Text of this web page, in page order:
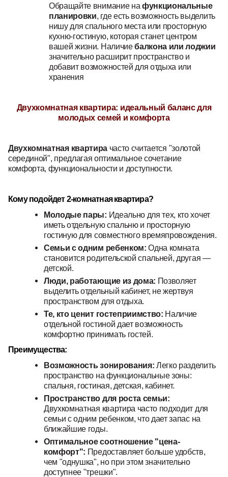
Обращайте внимание на функциональные
планировки, где есть возможность выделить
нишу для спального места или просторную
кухню-гостиную, которая станет центром
вашей жизни. Наличиебалкона или лоджии
значительно расширит пространство и
добавит возможностей для отдыха или
хранения
Двухкомнатная квартира: идеальный баланс для
молодых семей и комфорта
Двухкомнатная квартирачасто считается "золотой
серединой", предлагая оптимальное сочетание
комфорта, функциональности и доступности.
Кому подойдет 2-комнатная квартира?
Молодые пары: Идеально для тех, кто хочет
иметь отдельную спальню и просторную
гостиную для совместного времяпровождения.
Семьи с одним ребенком: Одна комната
становится родительской спальней, другая —
детской.
Люди, работающие из дома: Позволяет
выделить отдельный кабинет, не жертвуя
пространством для отдыха.
Те, кто ценит гостеприимство: Наличие
отдельной гостиной дает возможность
комфортно принимать гостей.
Преимущества:
Возможность зонирования: Легко разделить
пространство на функциональные зоны:
спальня, гостиная, детская, кабинет.
Пространство для роста семьи:
Двухкомнатная квартира часто подходит для
семьи с одним ребенком, что дает запас на
ближайшие годы.
Оптимальное соотношение "цена-
комфорт": Предоставляет больше удобств,
чем "однушка", но при этом значительно
доступнее "трешки".